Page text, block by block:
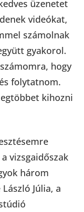
üzenetet
videókat,
számolnak
gyakorol.
hogy
folytatnom.
kihozni
vizsgaidőszak
három
Júlia, a